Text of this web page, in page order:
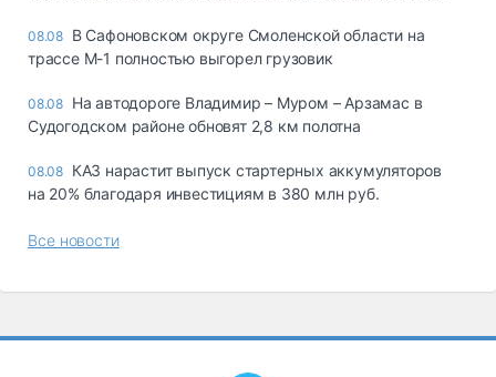
08.08 В Сафоновском округе Смоленской области на
трассе М-1 полностью выгорел грузовик
08.08 На автодороге Владимир – Муром – Арзамас в
Судогодском районе обновят 2,8 км полотна
08.08 КАЗ нарастит выпуск стартерных аккумуляторов
на 20% благодаря инвестициям в 380 млн руб.
Все новости